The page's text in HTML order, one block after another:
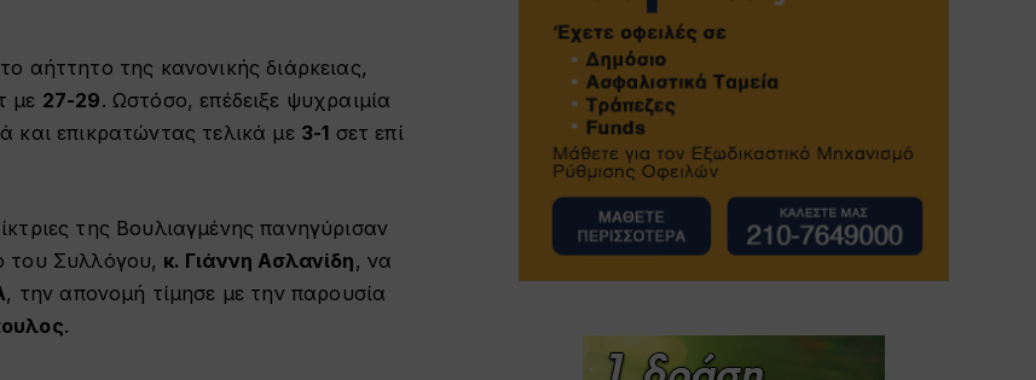
αήττητο της κανονικής διάρκειας,
με 27-29. Ωστόσο, επέδειξε ψυχραιμία
και επικρατώντας τελικά με 3-1 σετ επί
της Βουλιαγμένης πανηγύρισαν
του Συλλόγου, κ. Γιάννη Ασλανίδη, να
, την απονομή τίμησε με την παρουσία
.